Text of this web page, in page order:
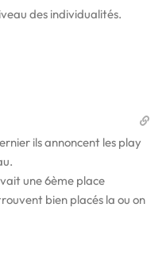
des individualités.
ils annoncent les play
une 6ème place
bien placés la ou on